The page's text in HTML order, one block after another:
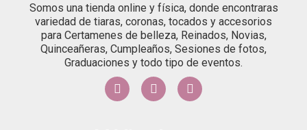
Somos una tienda online y física, donde encontraras
variedad de tiaras, coronas, tocados y accesorios
para Certamenes de belleza, Reinados, Novias,
Quinceañeras, Cumpleaños, Sesiones de fotos,
Graduaciones y todo tipo de eventos.